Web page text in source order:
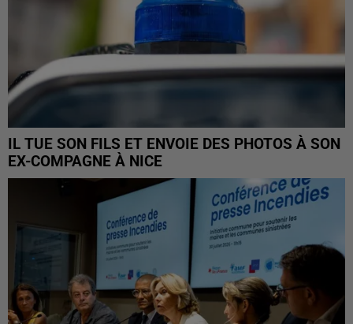
IL TUE SON FILS ET ENVOIE DES PHOTOS À SON
EX-COMPAGNE À NICE